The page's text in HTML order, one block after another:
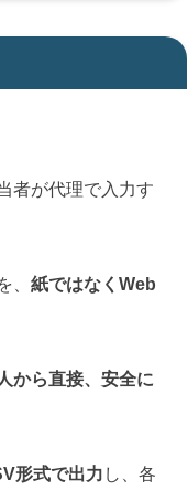
者が代理で入力す
、 紙ではなくWeb
から直接、安全に
形式で出力 し、各